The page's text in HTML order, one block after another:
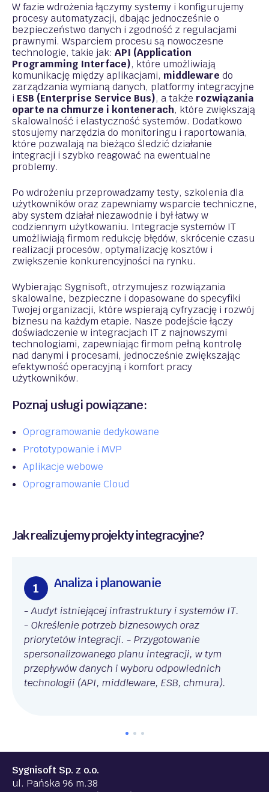
W fazie wdrożenia łączymy systemy i konfigurujemy
procesy automatyzacji, dbając jednocześnie o
bezpieczeństwo danych i zgodność z regulacjami
prawnymi. Wsparciem procesu są nowoczesne
technologie, takie jak: API (Application
Programming Interface), które umożliwiają
komunikację między aplikacjami, middleware do
zarządzania wymianą danych, platformy integracyjne
i ESB (Enterprise Service Bus), a także rozwiązania
oparte na chmurze i kontenerach, które zwiększają
skalowalność i elastyczność systemów. Dodatkowo
stosujemy narzędzia do monitoringu i raportowania,
które pozwalają na bieżąco śledzić działanie
integracji i szybko reagować na ewentualne
problemy.
Po wdrożeniu przeprowadzamy testy, szkolenia dla
użytkowników oraz zapewniamy wsparcie techniczne,
aby system działał niezawodnie i był łatwy w
codziennym użytkowaniu. Integracje systemów IT
umożliwiają firmom redukcję błędów, skrócenie czasu
realizacji procesów, optymalizację kosztów i
zwiększenie konkurencyjności na rynku.
Wybierając Sygnisoft, otrzymujesz rozwiązania
skalowalne, bezpieczne i dopasowane do specyfiki
Twojej organizacji, które wspierają cyfryzację i rozwój
biznesu na każdym etapie. Nasze podejście łączy
doświadczenie w integracjach IT z najnowszymi
technologiami, zapewniając firmom pełną kontrolę
nad danymi i procesami, jednocześnie zwiększając
efektywność operacyjną i komfort pracy
użytkowników.
Poznaj usługi powiązane:
Oprogramowanie dedykowane
Prototypowanie i MVP
Aplikacje webowe
Oprogramowanie Cloud
Jak realizujemy projekty integracyjne?
1 Analiza i planowanie
- Audyt istniejącej infrastruktury i systemów IT.
- Określenie potrzeb biznesowych oraz
priorytetów integracji. - Przygotowanie
spersonalizowanego planu integracji, w tym
przepływów danych i wyboru odpowiednich
technologii (API, middleware, ESB, chmura).
Sygnisoft Sp. z o.o.
ul. Pańska 96 m.38